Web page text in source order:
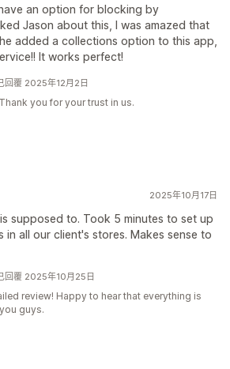
an option for blocking by
Jason about this, I was amazed that
added a collections option to this app,
It works perfect!
回覆 2025年12月2日
you for your trust in us.
2025年10月17日
supposed to. Took 5 minutes to set up
in all our client's stores. Makes sense to
回覆 2025年10月25日
review! Happy to hear that everything is
guys.